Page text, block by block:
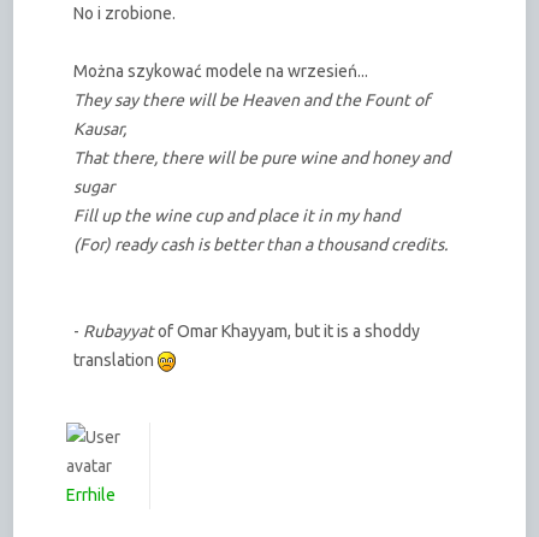
No i zrobione.
Można szykować modele na wrzesień...
They say there will be Heaven and the Fount of
Kausar,
That there, there will be pure wine and honey and
sugar
Fill up the wine cup and place it in my hand
(For) ready cash is better than a thousand credits.
- Rubayyatof Omar Khayyam, but it is a shoddy
translation
Errhile